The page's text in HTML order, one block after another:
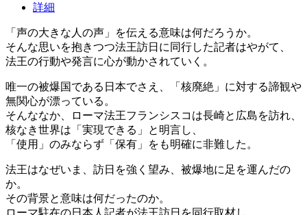
詳細
「声の大きな人の声」を伝える意味は何だろうか。
そんな思いを抱きつつ法王訪日に同行した記者はやがて、
法王の行動や発言に心が動かされていく。
唯一の被爆国である日本でさえ、「核廃絶」に対する諦観や
無関心が漂っている。
そんななか、ローマ法王フランシスコは長崎と広島を訪れ、
核なき世界は「実現できる」と明言し、
「使用」のみならず「保有」をも明確に非難した。
法王はなぜいま、訪日を強く望み、被爆地に足を運んだの
か。
その背景と意味は何だったのか。